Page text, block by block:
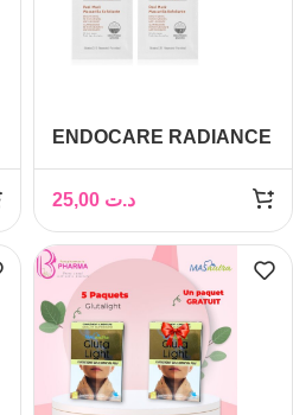
ENDOCARE RADIANCE
ECLAIRCISSANT 2*6ML
د.ت